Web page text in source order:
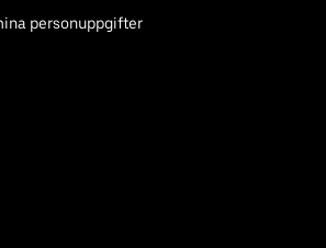
personuppgifter